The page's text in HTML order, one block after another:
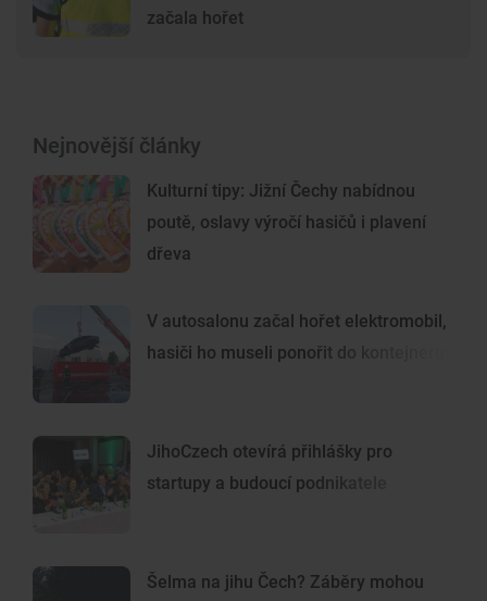
začala hořet
Nejnovější články
Kulturní tipy: Jižní Čechy nabídnou
poutě, oslavy výročí hasičů i plavení
dřeva
V autosalonu začal hořet elektromobil,
hasiči ho museli ponořit do kontejneru
JihoCzech otevírá přihlášky pro
startupy a budoucí podnikatele
Šelma na jihu Čech? Záběry mohou